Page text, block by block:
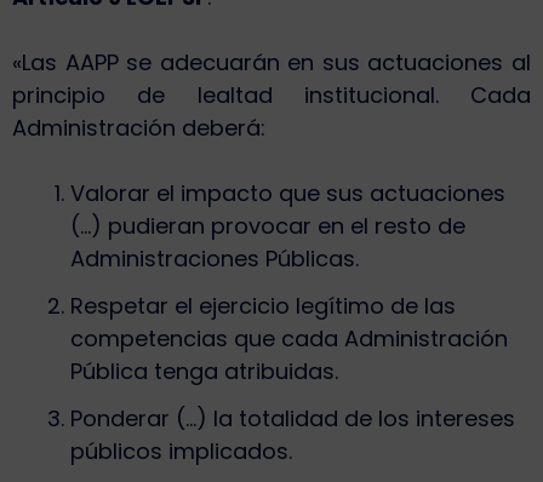
«Las AAPP se adecuarán en sus actuaciones al
principio de lealtad institucional. Cada
Administración deberá:
Valorar el impacto que sus actuaciones
(…) pudieran provocar en el resto de
Administraciones Públicas.
Respetar el ejercicio legítimo de las
competencias que cada Administración
Pública tenga atribuidas.
Ponderar (…) la totalidad de los intereses
públicos implicados.